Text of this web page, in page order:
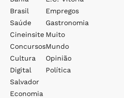
Brasil
Saúde
Cineinsite
Concursos
Cultura
Digital
Salvador
Economia
Empregos
Gastronomia
Muito
Mundo
Opinião
Política